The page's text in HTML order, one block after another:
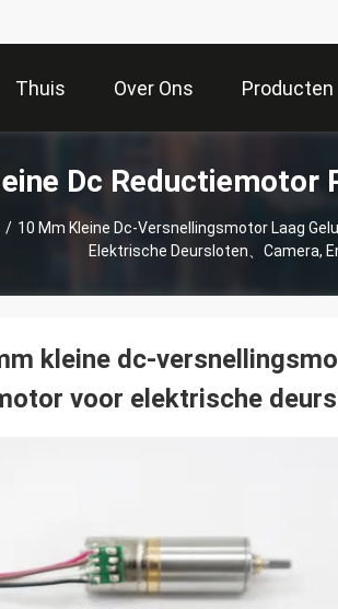
Thuis Over Ons Producten
Dc Reductiemotor
/ 10 Mm Kleine Dc-Versnellingsmotor Laag
Elektrische Deursloten、camera,
kleine dc-
voor elektrische